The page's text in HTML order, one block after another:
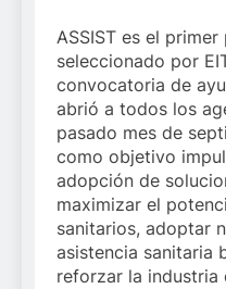
ASSIST es el
seleccionado por
convocatoria de
abrió a todos los
pasado mes de
como objetivo
adopción de
maximizar el
sanitarios, adoptar
asistencia sanitaria
reforzar la industria